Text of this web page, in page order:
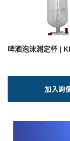
啤酒泡沫測定杯 |
加入詢